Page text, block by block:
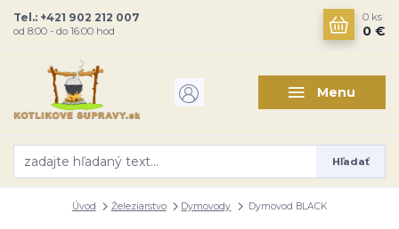
Menu
Hľadať
Tel.: +421 902 212 007
od 8:00 - do 16:00 hod
0 ks
0 €
Úvod Železiarstvo Dymovody Dymovod BLACK